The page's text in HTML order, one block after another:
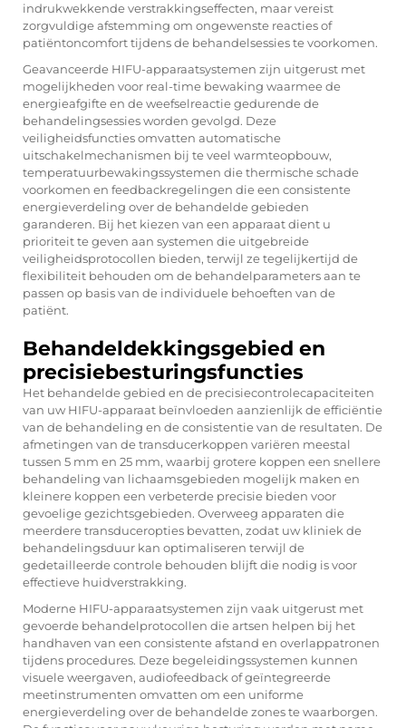
indrukwekkende verstrakkingseffecten, maar vereist
zorgvuldige afstemming om ongewenste reacties of
patiëntoncomfort tijdens de behandelsessies te voorkomen.
Geavanceerde HIFU-apparaatsystemen zijn uitgerust met
mogelijkheden voor real-time bewaking waarmee de
energieafgifte en de weefselreactie gedurende de
behandelingsessies worden gevolgd. Deze
veiligheidsfuncties omvatten automatische
uitschakelmechanismen bij te veel warmteopbouw,
temperatuurbewakingssystemen die thermische schade
voorkomen en feedbackregelingen die een consistente
energieverdeling over de behandelde gebieden
garanderen. Bij het kiezen van een apparaat dient u
prioriteit te geven aan systemen die uitgebreide
veiligheidsprotocollen bieden, terwijl ze tegelijkertijd de
flexibiliteit behouden om de behandelparameters aan te
passen op basis van de individuele behoeften van de
patiënt.
Behandeldekkingsgebied en
precisiebesturingsfuncties
Het behandelde gebied en de precisiecontrolecapaciteiten
van uw HIFU-apparaat beïnvloeden aanzienlijk de efficiëntie
van de behandeling en de consistentie van de resultaten. De
afmetingen van de transducerkoppen variëren meestal
tussen 5 mm en 25 mm, waarbij grotere koppen een snellere
behandeling van lichaamsgebieden mogelijk maken en
kleinere koppen een verbeterde precisie bieden voor
gevoelige gezichtsgebieden. Overweeg apparaten die
meerdere transduceropties bevatten, zodat uw kliniek de
behandelingsduur kan optimaliseren terwijl de
gedetailleerde controle behouden blijft die nodig is voor
effectieve huidverstrakking.
Moderne HIFU-apparaatsystemen zijn vaak uitgerust met
gevoerde behandelprotocollen die artsen helpen bij het
handhaven van een consistente afstand en overlappatronen
tijdens procedures. Deze begeleidingssystemen kunnen
visuele weergaven, audiofeedback of geïntegreerde
meetinstrumenten omvatten om een uniforme
energieverdeling over de behandelde zones te waarborgen.